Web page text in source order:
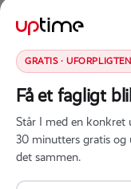
Gnidningsfri
Et erfarent team,
GRATIS ·
Få et fagligt
Står I med en konkret
30 minutters gratis og
det sammen.